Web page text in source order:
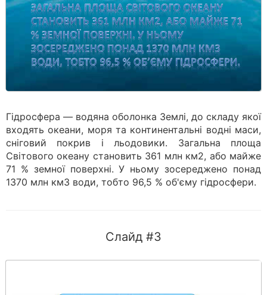
Гідросфера — водяна оболонка Землі, до складу якої
входять океани, моря та континентальні водні маси,
сніговий покрив і льодовики. Загальна площа
Світового океану становить 361 млн км2, або майже
71 % земної поверхні. У ньому зосереджено понад
1370 млн км3 води, тобто 96,5 % об'є­му гідросфери.
Слайд #3